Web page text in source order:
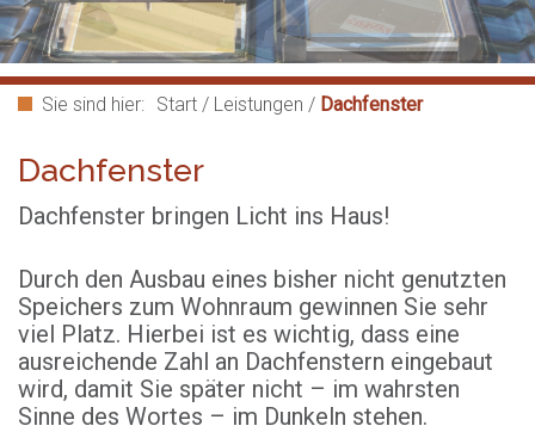
Sie sind hier: Start / Leistungen / Dachfenster
Dachfenster
Dachfenster bringen Licht ins Haus!
Durch den Ausbau eines bisher nicht genutzten
Speichers zum Wohnraum gewinnen Sie sehr
viel Platz. Hierbei ist es wichtig, dass eine
ausreichende Zahl an Dachfenstern eingebaut
wird, damit Sie später nicht – im wahrsten
Sinne des Wortes – im Dunkeln stehen.